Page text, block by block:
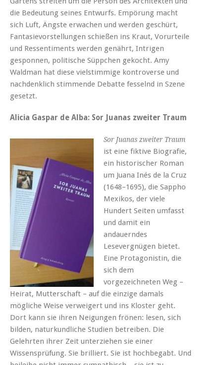
die Bedeutung seines Entwurfs. Empörung macht
sich Luft, Ängste erwachen und werden geschürt,
Fantasievorstellungen schießen ins Kraut, Vorurteile
und Ressentiments werden genährt, Intrigen
gesponnen, politische Süppchen gekocht. Amy
Waldman hat diese vielstimmige kontroverse und
nachdenklich stimmende Debatte fesselnd in Szene
gesetzt.
Alicia Gaspar de Alba: Sor Juanas zweiter Traum
Sor Juanas zweiter Traum
ist eine fiktive Biografie,
ein historischer Roman
um Juana Inés de la Cruz
(1648–1695), die Sappho
Mexikos, der viele
Hundert Seiten umfasst
und damit ein
andauerndes
Lesevergnügen bietet.
Eine Protagonistin, die
sich dem
vorgezeichneten Weg –
Heirat, Mutterschaft – auf die einzige damals
mögliche Weise verweigert und ins Kloster geht.
Dort kann sie ihren Neigungen frönen: lesen, sich
bilden, naturkundliche Studien betreiben. Die
Gelehrten ihrer Zeit unterziehen sie einer
Wissensprüfung. Sie brilliert. Sie ist hochbegabt. Und